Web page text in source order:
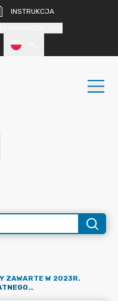
INSTRUKCJA
ZAWARTE W 2023R.
UMOWA NR 680/2023 DOT. ODPŁATNEGO PRZEKAZANIA DO EKSPLOATACJI OBIEKTÓW I URZĄDZEŃ ZBIOROWEGO ODPROWADZANIA ŚCIEKÓW – SIECI KANALIZACJI SANITARNEJ W ULICACH: NASIELSKA, BATALIONÓW CHŁOPSKICH, KUBUSIA PUCHATKA, KOSYNIERÓW, M. SKŁODOWSKIEJ-CURIE I NA DZ. OZN. NR EWID. 119/6 W OBR. 23 M. PUŁTUSK, NA OKRES 3 LAT, OD 1.01.2024R. DO 31.12.2026R.